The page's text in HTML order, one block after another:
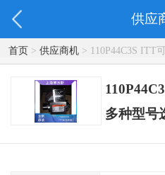
供应
首页> 供应商机> 110P44C3S ITT
调节功能
多种型号